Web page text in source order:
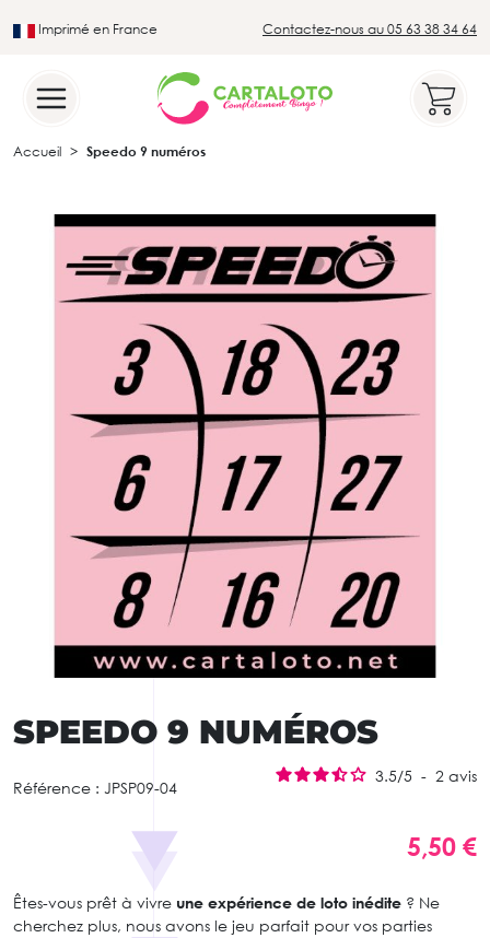
Imprimé en France Contactez-nous au 05 63 38 34 64
Accueil Speedo 9 numéros
SPEEDO 9 NUMÉROS
Référence : JPSP09-04
3.5/5 - 2 avis
5,50 €
Êtes-vous prêt à vivre une expérience de loto inédite ? Ne
cherchez plus, nous avons le jeu parfait pour vos parties